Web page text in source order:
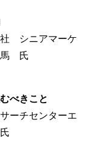
シニアマーケ
馬 氏
べきこと
ーチセンターエ